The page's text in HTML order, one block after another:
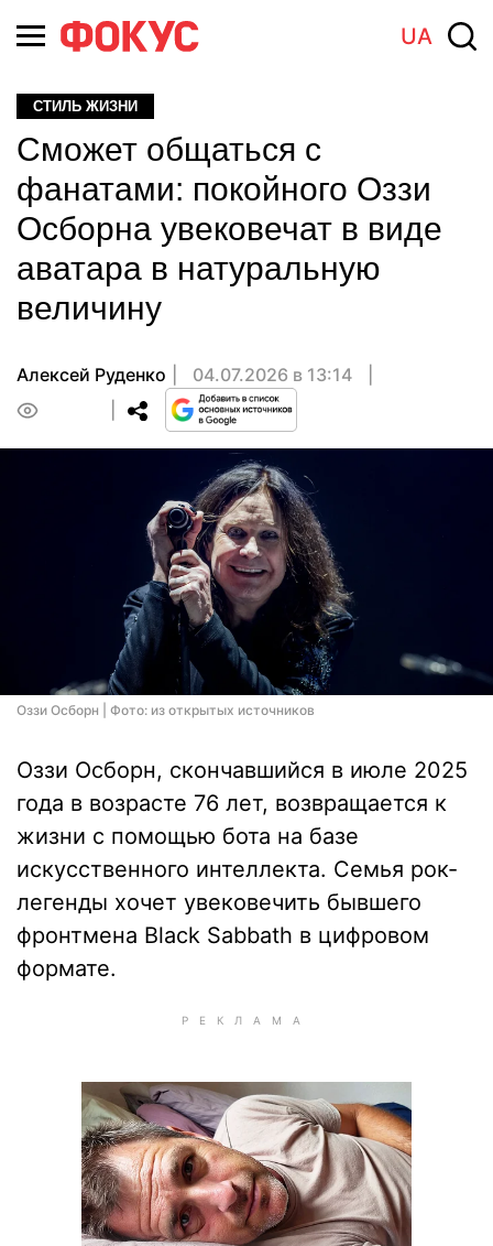
UA
СТИЛЬ ЖИЗНИ
Сможет общаться с
фанатами: покойного Оззи
Осборна увековечат в виде
аватара в натуральную
величину
Алексей Руденко
04.07.2026 в 13:14
Оззи Осборн | Фото: из открытых источников
Оззи Осборн, скончавшийся в июле 2025
года в возрасте 76 лет, возвращается к
жизни с помощью бота на базе
искусственного интеллекта. Семья рок-
легенды хочет увековечить бывшего
фронтмена Black Sabbath в цифровом
формате.